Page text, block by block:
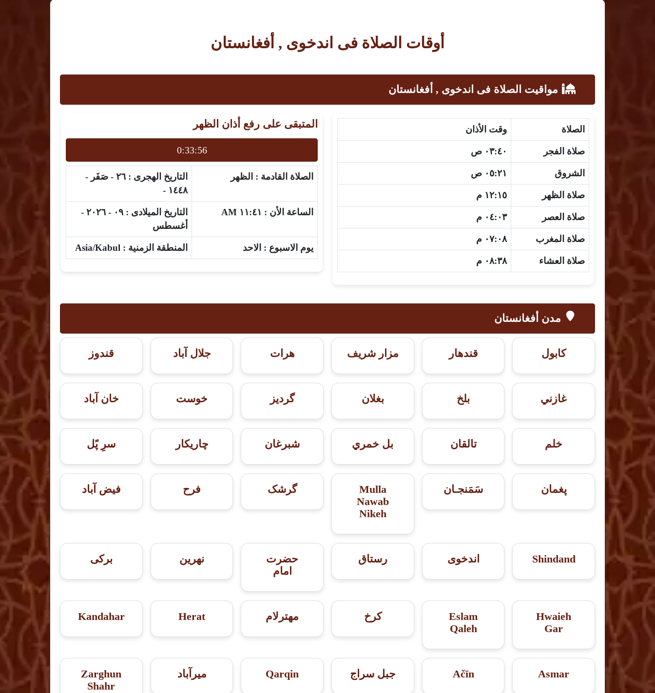
أوقات الصلاة فى اندخوى , أفغانستان
مواقيت الصلاة فى اندخوى , أفغانستان
الصلاة وقت الأذان
صلاة الفجر ٠٣:٤٠ ص
الشروق ٠٥:٢١ ص
صلاة الظهر ١٢:١٥ م
صلاة العصر ٠٤:٠٣ م
صلاة المغرب ٠٧:٠٨ م
صلاة العشاء ٠٨:٣٨ م
المتبقى على رفع أذان الظهر
0:33:55
الصلاة القادمة : الظهر التاريخ الهجرى :
٢٦ - صَفَر -
١٤٤٨ -
الساعة الأن : التاريخ الميلادى :
٠٩ - ٢٠٢٦ -
أغسطس
يوم الاسبوع : الاحد المنطقة الزمنية :
مدن أفغانستان
كابول قندهار مزار شريف هرات جلال آباد قندوز
غازني بلخ بغلان گردیز خوست خان آباد
خلم تالقان بل خمري شبرغان چاریکار سرِ پًل
پغمان سَمَنجـان
Mulla
Nawab
Nikeh
گرشک فرح فیض آباد
Shindand اندخوى رستاق
حضرت
امام
نهرین برکی
Hwaieh
Gar
Eslam
Qaleh
کرخ مهترلام Herat
Kandahar
Asmar
Ačīn جبل سراج Qarqin میرآباد
Zarghun
Shahr